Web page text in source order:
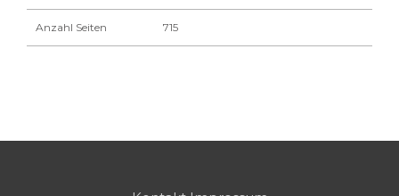
Anzahl Seiten 715